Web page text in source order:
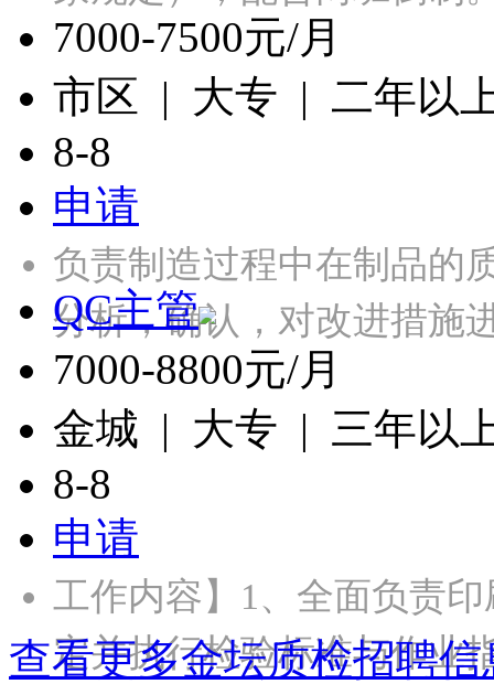
7000-7500元/月
市区 | 大专 | 二年以
8-8
申请
负责制造过程中在制品的
分析，确认，对改进措
QC主管
7000-8800元/月
金城 | 大专 | 三年以
8-8
申请
工作内容】1、全面负责
定并执行检验标准与作
查看更多金坛质检招聘信